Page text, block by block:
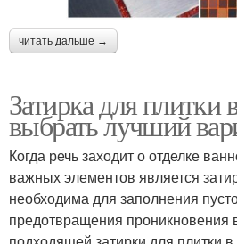
читать дальше →
Затирка для плитки
выбрать лучший
Когда речь заходит о отделке
важных элементов является
необходима для заполнения
предотвращения проникновения